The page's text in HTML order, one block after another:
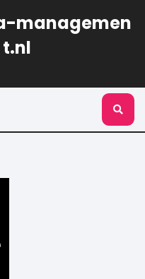
managemen
t.nl